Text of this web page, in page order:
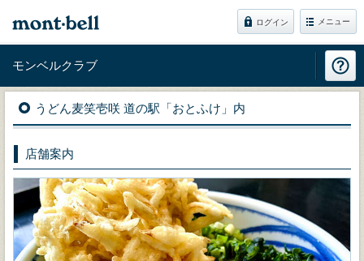
ログイン メニュー
モンベルクラブ
うどん麦笑壱咲 道の駅「おとふけ」内
店舗案内